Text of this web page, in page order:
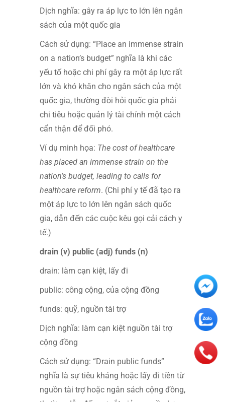
Dịch nghĩa: gây ra áp lực to lớn lên ngân
sách của một quốc gia
Cách sử dụng: “Place an immense strain
on a nation’s budget” nghĩa là khi các
yếu tố hoặc chi phí gây ra một áp lực rất
lớn và khó khăn cho ngân sách của một
quốc gia, thường đòi hỏi quốc gia phải
chi tiêu hoặc quản lý tài chính một cách
cẩn thận để đối phó.
Ví dụ minh họa: The cost of healthcare
has placed an immense strain on the
nation’s budget, leading to calls for
healthcare reform. (Chi phí y tế đã tạo ra
một áp lực to lớn lên ngân sách quốc
gia, dẫn đến các cuộc kêu gọi cải cách y
tế.)
drain (v) public (adj) funds (n)
drain: làm cạn kiệt, lấy đi
public: công cộng, của cộng đồng
funds: quỹ, nguồn tài trợ
Dịch nghĩa: làm cạn kiệt nguồn tài trợ
cộng đồng
Cách sử dụng: “Drain public funds”
nghĩa là sự tiêu kháng hoặc lấy đi tiền từ
nguồn tài trợ hoặc ngân sách cộng đồng,